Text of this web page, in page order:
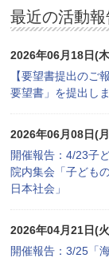
最近の活動報
2026年06月18日(
【要望書提出のご
要望書」を提出し
2026年06月08日(
開催報告：4/23子
院内集会「子ども
日本社会」
2026年04月21日(
開催報告：3/25「